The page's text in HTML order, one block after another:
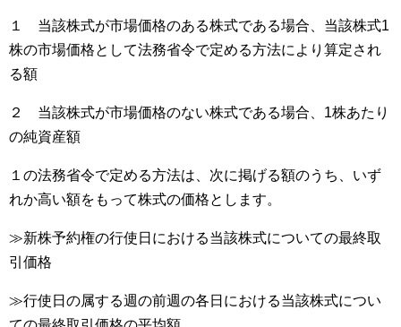
１ 当該株式が市場価格のある株式である場合、当該株式1
株の市場価格として法務省令で定める方法により算定され
る額
２ 当該株式が市場価格のない株式である場合、1株あたり
の純資産額
１の法務省令で定める方法は、次に掲げる額のうち、いず
れか高い額をもって株式の価格とします。
≫新株予約権の行使日における当該株式についての最終取
引価格
≫行使日の属する週の前週の各日における当該株式につい